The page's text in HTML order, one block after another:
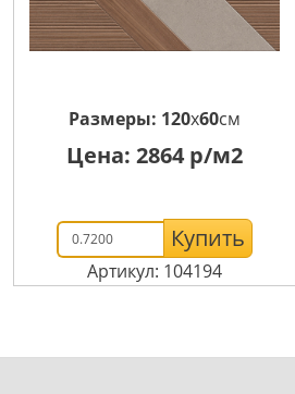
Размеры: 120x60см
Цена:2864 р/м2
Купить
Артикул: 104194